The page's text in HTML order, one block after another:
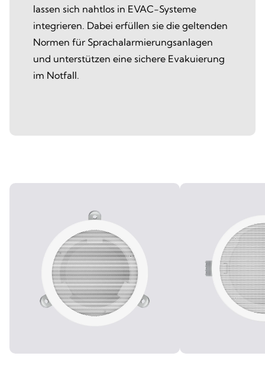
lassen sich nahtlos in EVAC-Systeme
integrieren. Dabei erfüllen sie die geltenden
Normen für Sprachalarmierungsanlagen
und unterstützen eine sichere Evakuierung
im Notfall.